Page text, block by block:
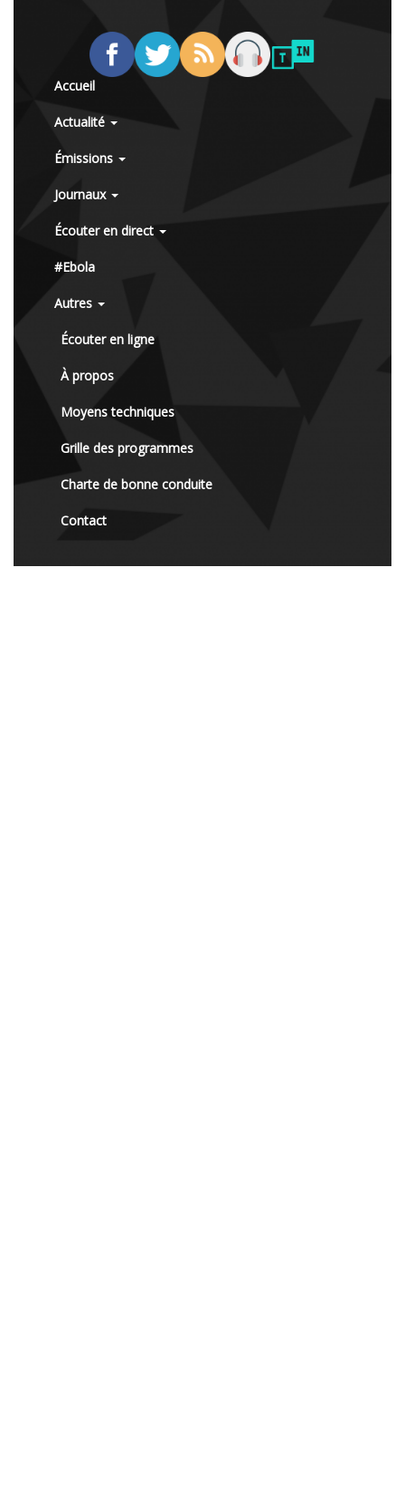
Accueil
Actualité
Émissions
Journaux
Écouter en direct
#Ebola
Autres
Écouter en ligne
À propos
Moyens techniques
Grille des programmes
Charte de bonne conduite
Contact